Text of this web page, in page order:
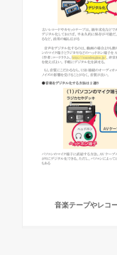
音楽テープやレコ